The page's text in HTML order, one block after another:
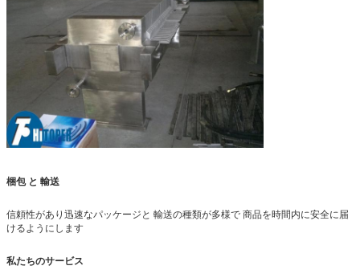
梱包 と 輸送
信頼性があり迅速なパッケージと 輸送の種類が多様で 商品を時間内に安全に届
けるようにします
私たちのサービス